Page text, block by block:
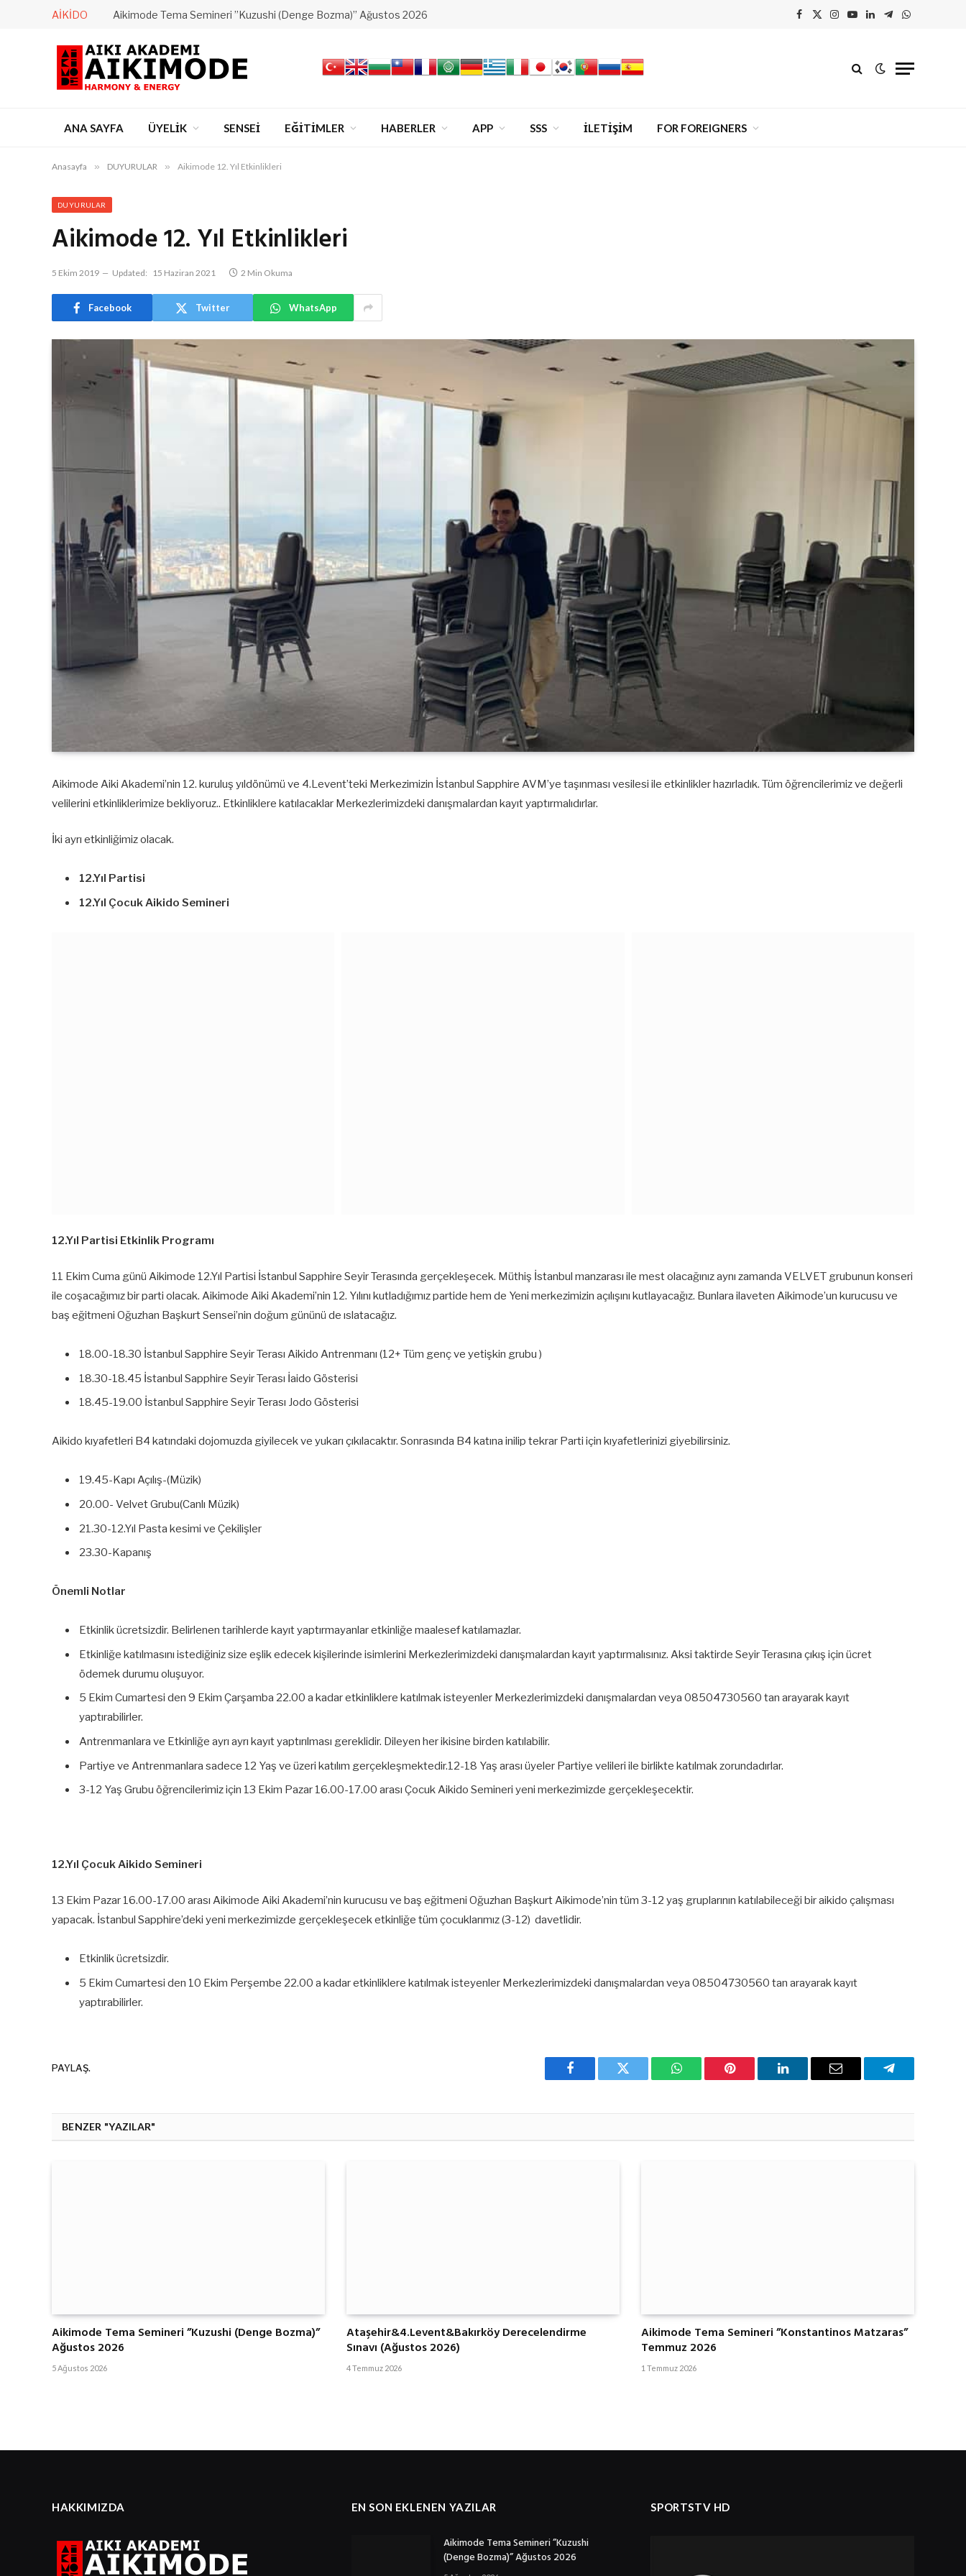
AIKIDO Aikimode Tema Semineri ”Kuzushi (Denge Bozma)” Ağustos 2026
Facebook
X
Instagram
YouTube
Linkedin'de
Telegram
WhatsApp
ANA SAYFA ÜYELİK SENSEİ EĞİTİMLER HABERLER APP SSS İLETİŞİM FOR FOREIGNERS
Anasayfa » DUYURULAR » Aikimode 12. Yıl Etkinlikleri
DUYURULAR
Aikimode 12. Yıl Etkinlikleri
5 Ekim 2019 Updated: 15 Haziran 2021 2 Min Okuma
Facebook Twitter WhatsApp
Aikimode Aiki Akademi’nin 12. kuruluş yıldönümü ve 4.Levent’teki Merkezimizin İstanbul Sapphire AVM’ye taşınması vesilesi ile etkinlikler hazırladık. Tüm öğrencilerimiz ve değerli
velilerini etkinliklerimize bekliyoruz.. Etkinliklere katılacaklar Merkezlerimizdeki danışmalardan kayıt yaptırmalıdırlar.
İki ayrı etkinliğimiz olacak.
12.Yıl Partisi
12.Yıl Çocuk Aikido Semineri
12.Yıl Partisi Etkinlik Programı
11 Ekim Cuma günü Aikimode 12.Yıl Partisi İstanbul Sapphire Seyir Terasında gerçekleşecek. Müthiş İstanbul manzarası ile mest olacağınız aynı zamanda VELVET grubunun konseri
ile coşacağımız bir parti olacak. Aikimode Aiki Akademi’nin 12. Yılını kutladığımız partide hem de Yeni merkezimizin açılışını kutlayacağız. Bunlara ilaveten Aikimode’un kurucusu ve
baş eğitmeni Oğuzhan Başkurt Sensei’nin doğum gününü de ıslatacağız.
18.00-18.30 İstanbul Sapphire Seyir Terası Aikido Antrenmanı (12+ Tüm genç ve yetişkin grubu )
18.30-18.45 İstanbul Sapphire Seyir Terası İaido Gösterisi
18.45-19.00 İstanbul Sapphire Seyir Terası Jodo Gösterisi
Aikido kıyafetleri B4 katındaki dojomuzda giyilecek ve yukarı çıkılacaktır. Sonrasında B4 katına inilip tekrar Parti için kıyafetlerinizi giyebilirsiniz.
19.45-Kapı Açılış-(Müzik)
20.00- Velvet Grubu(Canlı Müzik)
21.30-12.Yıl Pasta kesimi ve Çekilişler
23.30-Kapanış
Önemli Notlar
Etkinlik ücretsizdir. Belirlenen tarihlerde kayıt yaptırmayanlar etkinliğe maalesef katılamazlar.
Etkinliğe katılmasını istediğiniz size eşlik edecek kişilerinde isimlerini Merkezlerimizdeki danışmalardan kayıt yaptırmalısınız. Aksi taktirde Seyir Terasına çıkış için ücret
ödemek durumu oluşuyor.
5 Ekim Cumartesi den 9 Ekim Çarşamba 22.00 a kadar etkinliklere katılmak isteyenler Merkezlerimizdeki danışmalardan veya 08504730560 tan arayarak kayıt
yaptırabilirler.
Antrenmanlara ve Etkinliğe ayrı ayrı kayıt yaptırılması gereklidir. Dileyen her ikisine birden katılabilir.
Partiye ve Antrenmanlara sadece 12 Yaş ve üzeri katılım gerçekleşmektedir.12-18 Yaş arası üyeler Partiye velileri ile birlikte katılmak zorundadırlar.
3-12 Yaş Grubu öğrencilerimiz için 13 Ekim Pazar 16.00-17.00 arası Çocuk Aikido Semineri yeni merkezimizde gerçekleşecektir.
12.Yıl Çocuk Aikido Semineri
13 Ekim Pazar 16.00-17.00 arası Aikimode Aiki Akademi’nin kurucusu ve baş eğitmeni Oğuzhan Başkurt Aikimode’nin tüm 3-12 yaş gruplarının katılabileceği bir aikido çalışması
yapacak. İstanbul Sapphire’deki yeni merkezimizde gerçekleşecek etkinliğe tüm çocuklarımız (3-12) davetlidir.
Etkinlik ücretsizdir.
5 Ekim Cumartesi den 10 Ekim Perşembe 22.00 a kadar etkinliklere katılmak isteyenler Merkezlerimizdeki danışmalardan veya 08504730560 tan arayarak kayıt
yaptırabilirler.
PAYLAŞ.
Facebook Twitter WhatsAppPinterest
Linkedin'deEmail Telegram
BENZER "YAZILAR"
Aikimode Tema Semineri ”Kuzushi (Denge Bozma)”
Ağustos 2026
5 Ağustos 2026
Ataşehir&4.Levent&Bakırköy Derecelendirme
Sınavı (Ağustos 2026)
4 Temmuz 2026
Aikimode Tema Semineri ”Konstantinos Matzaras”
Temmuz 2026
1 Temmuz 2026
HAKKIMIZDA EN SON EKLENEN YAZILAR
Aikimode Tema Semineri ”Kuzushi
(Denge Bozma)” Ağustos 2026
SPORTSTV HD